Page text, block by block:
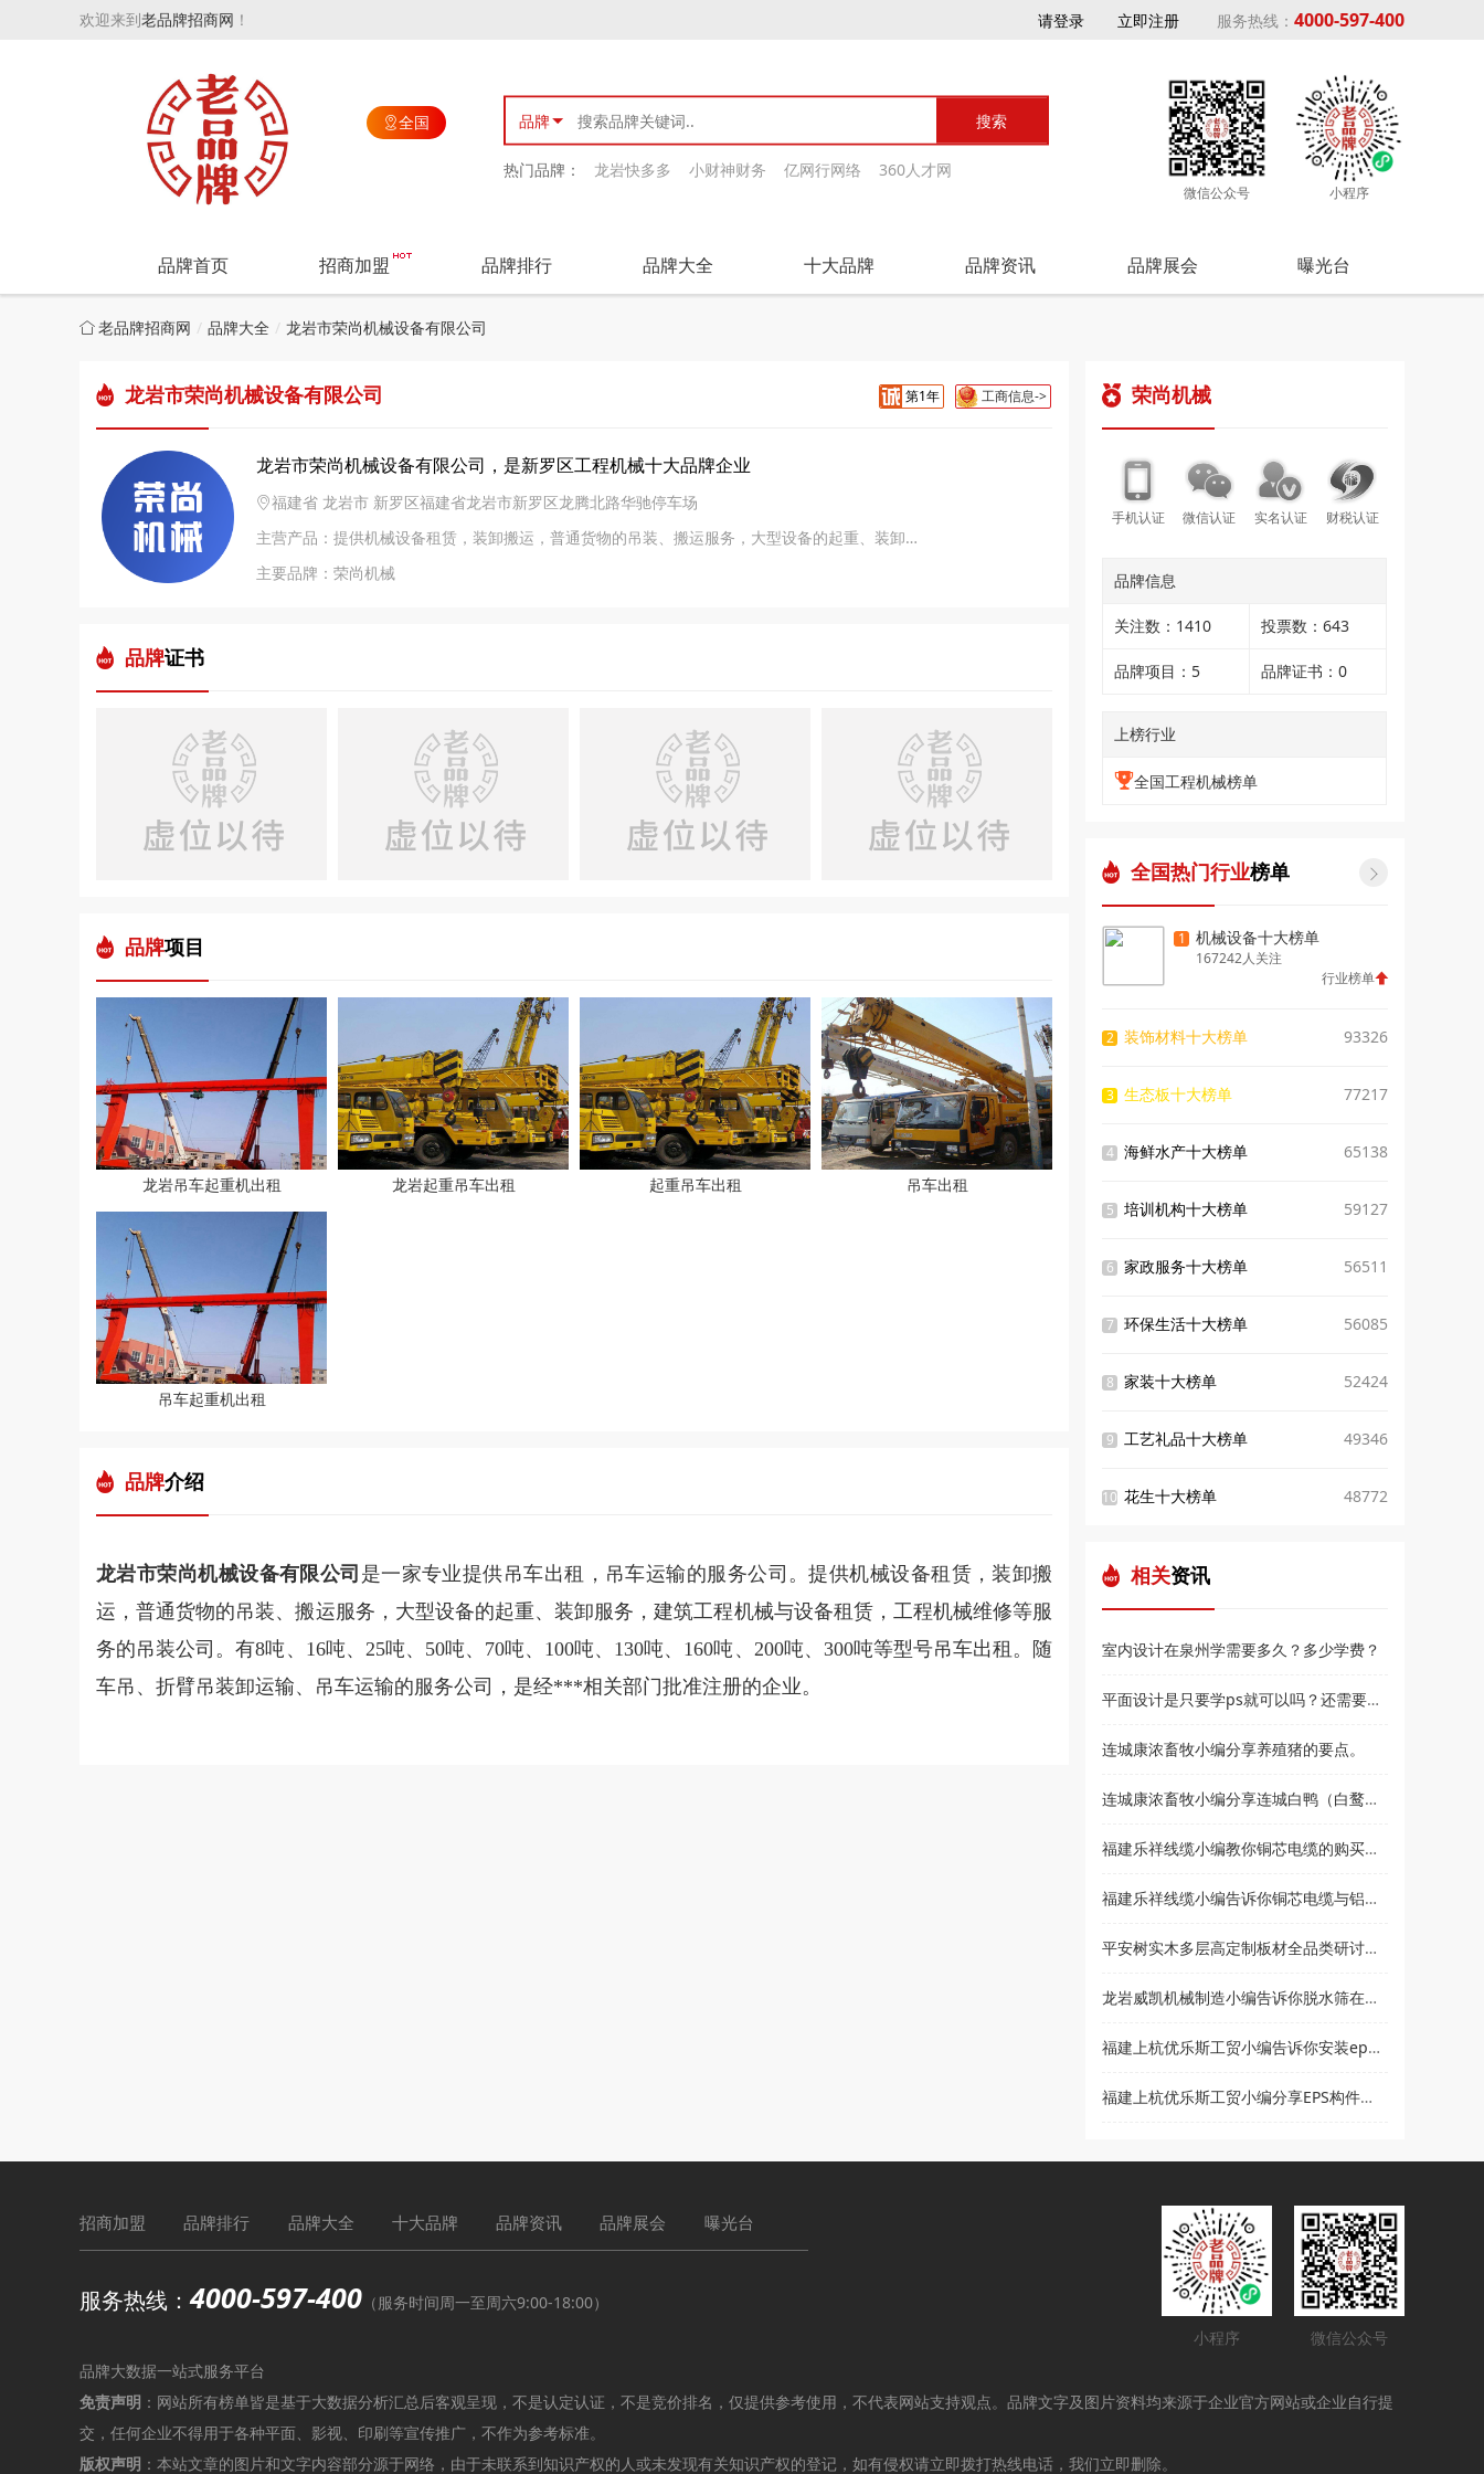
欢迎来到老品牌招商网 ！ 请登录 立即注册 服务热线： 4000-597-400
全国 品牌
热门品牌： 龙岩快多多 小财神财务 亿网行网络 360人才网
微信公众号 小程序
品牌首页 招商加盟 品牌排行 品牌大全 十大品牌 品牌资讯 品牌展会 曝光台
老品牌招商网 品牌大全 龙岩市荣尚机械设备有限公司
第1年 工商信息->
龙岩市荣尚机械设备有限公司
龙岩市荣尚机械设备有限公司，是新罗区工程机械十大品牌企业
福建省 龙岩市 新罗区福建省龙岩市新罗区龙腾北路华驰停车场
主营产品：提供机械设备租赁，装卸搬运，普通货物的吊装、搬运服务，大型设备的起重、装卸服务，建筑工程机械与设备租赁，工程机械维修等服务
主要品牌：荣尚机械
品牌证书
品牌项目
龙岩吊车起重机出租 龙岩起重吊车出租 起重吊车出租 吊车出租
吊车起重机出租
品牌介绍
龙岩市荣尚机械设备有限公司 是一家专业提供吊车出租，吊车运输的服务公司。提供机械设备租赁，装卸搬
运，普通货物的吊装、搬运服务，大型设备的起重、装卸服务，建筑工程机械与设备租赁，工程机械维修等服
务的吊装公司。有8吨、16吨、25吨、50吨、70吨、100吨、130吨、160吨、200吨、300吨等型号吊车出租。随
车吊、折臂吊装卸运输、吊车运输的服务公司，是经***相关部门批准注册的企业。
荣尚机械
手机认证 微信认证 实名认证 财税认证
品牌信息
关注数：1410 投票数：643
品牌项目：5 品牌证书：0
上榜行业
全国工程机械榜单
全国热门行业榜单 
1 机械设备十大榜单
167242人关注
行业榜单
2 装饰材料十大榜单 93326
3 生态板十大榜单 77217
4 海鲜水产十大榜单 65138
5 培训机构十大榜单 59127
6 家政服务十大榜单 56511
7 环保生活十大榜单 56085
8 家装十大榜单 52424
9 工艺礼品十大榜单 49346
10 花生十大榜单 48772
相关资讯
室内设计在泉州学需要多久？多少学费？
平面设计是只要学ps就可以吗？还需要学什么？和高新教育小编来了解
连城康浓畜牧小编分享养殖猪的要点。
连城康浓畜牧小编分享连城白鸭（白鹜鸭）简介
福建乐祥线缆小编教你铜芯电缆的购买技巧？
福建乐祥线缆小编告诉你铜芯电缆与铝芯电缆各有什么优点
平安树实木多层高定制板材全品类研讨会暨2021***经销商大会即将盛大召开
龙岩威凯机械制造小编告诉你脱水筛在使用时要注意哪些事项
福建上杭优乐斯工贸小编告诉你安装eps线条的注意事项
福建上杭优乐斯工贸小编分享EPS构件的应用领域
招商加盟 品牌排行 品牌大全 十大品牌 品牌资讯 品牌展会 曝光台
服务热线：4000-597-400 （服务时间周一至周六9:00-18:00）
小程序
微信公众号
品牌大数据一站式服务平台
免责声明 ：网站所有榜单皆是基于大数据分析汇总后客观呈现，不是认定认证，不是竞价排名，仅提供参考使用，不代表网站支持观点。品牌文字及图片资料均来源于企业官方网站或企业自行提
交，任何企业不得用于各种平面、影视、印刷等宣传推广，不作为参考标准。
版权声明 ：本站文章的图片和文字内容部分源于网络，由于未联系到知识产权的人或未发现有关知识产权的登记，如有侵权请立即拨打热线电话，我们立即删除。